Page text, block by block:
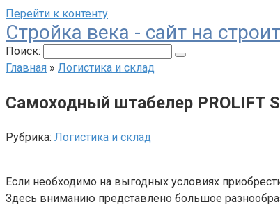
Перейти к контенту
Стройка века - сайт на
Поиск:
Главная » Логистика и склад
Самоходный штабелер PROLIFT
Рубрика: Логистика и склад
Если необходимо на выгодных условиях
Здесь вниманию представлено большое